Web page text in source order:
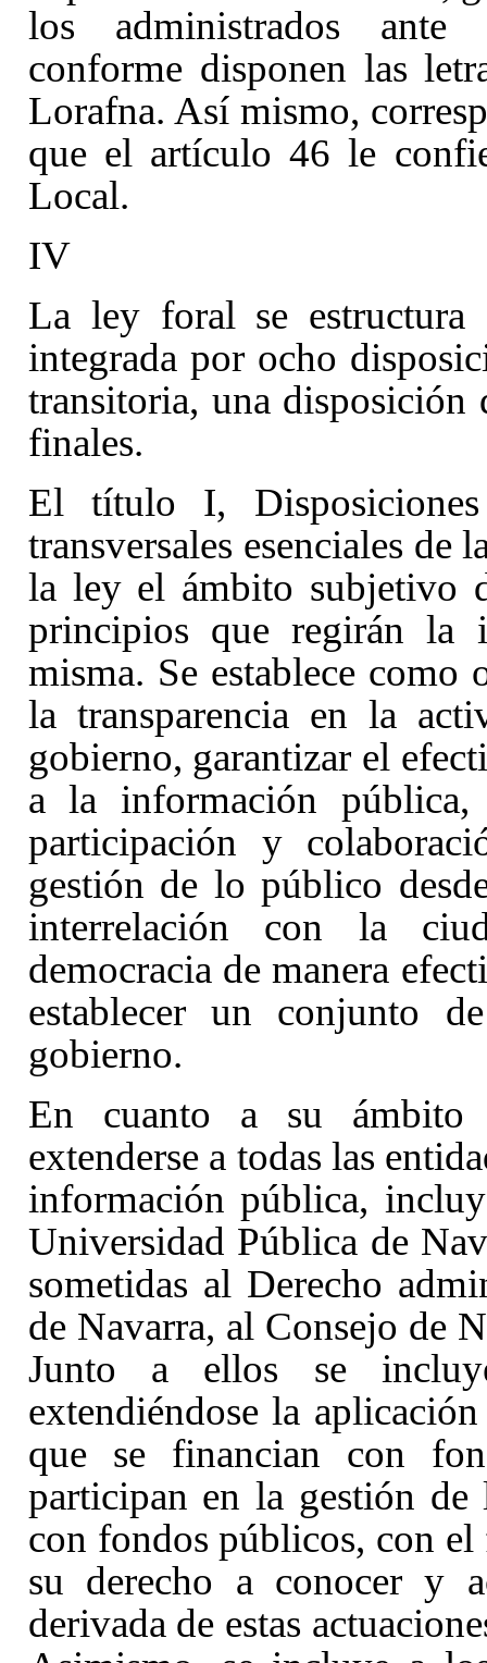
los administrados ante
conforme disponen las
Lorafna. Así mismo,
que el artículo 46 le
Local.
IV
La ley foral se
integrada por ocho
transitoria, una disposición
finales.
El título I,
transversales esenciales
la ley el ámbito subjetivo
principios que regirán la
misma. Se establece
la transparencia en la
gobierno, garantizar el
a la información
participación y
gestión de lo público
interrelación con la
democracia de manera
establecer un conjunto
gobierno.
En cuanto a su ámbito
extenderse a todas las
información pública,
Universidad Pública de
sometidas al Derecho
de Navarra, al Consejo de
Junto a ellos se
extendiéndose la
que se financian con
participan en la gestión
con fondos públicos, con
su derecho a conocer y
derivada de estas